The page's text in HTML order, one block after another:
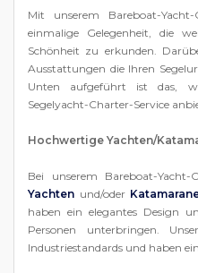
Mit unserem Bareboat-Yacht-
einmalige Gelegenheit, die
Schönheit zu erkunden.
Ausstattungen die Ihren
Unten aufgeführt ist das,
Segelyacht-Charter-Service
Hochwertige Yachten/
Bei unserem Bareboat-Yacht-
Yachten und/oder
haben ein elegantes Design
Personen unterbringen.
Industriestandards und haben